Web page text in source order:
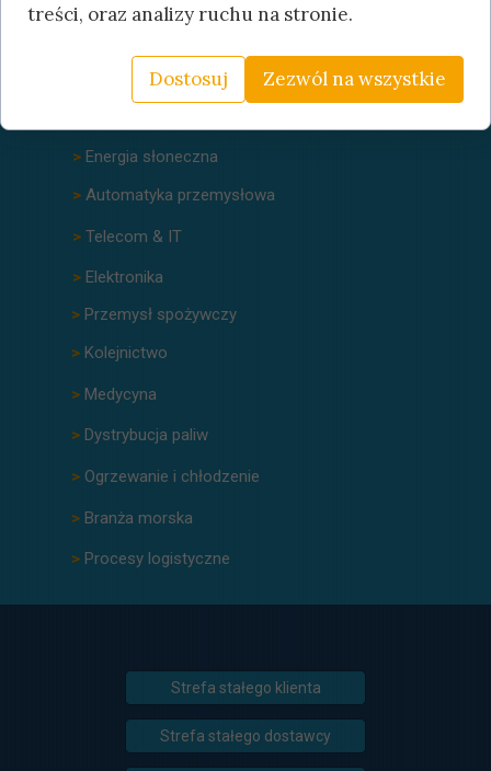
> Procesy logistyczne
> Branża morska
> Ogrzewanie i chłodzenie
> Dystrybucja paliw
> Medycyna
> Kolejnictwo
> Przemysł spożywczy
> Elektronika
> Telecom & IT
> Automatyka przemysłowa
> Energia słoneczna
Obszary
działalności
Strefa stałego klienta
Strefa stałego dostawcy
treści, oraz analizy ruchu na stronie.
Dostosuj Zezwól na wszystkie